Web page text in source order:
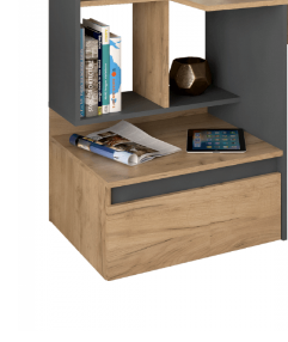
Set mobilier Living
Seturi masa +scaune dining
Tabureti
Seturi dormitoare complete
Suporturi saltea/Somiere/Gratii
pentru pat